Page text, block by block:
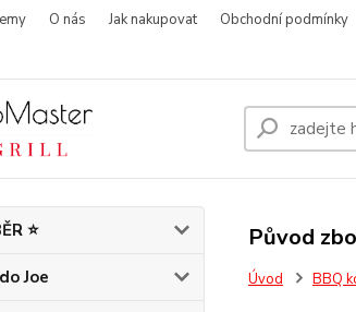
O nás Jak nakupovat Obchodní podmínky
⭐
Joe Úvod BBQ
Původ